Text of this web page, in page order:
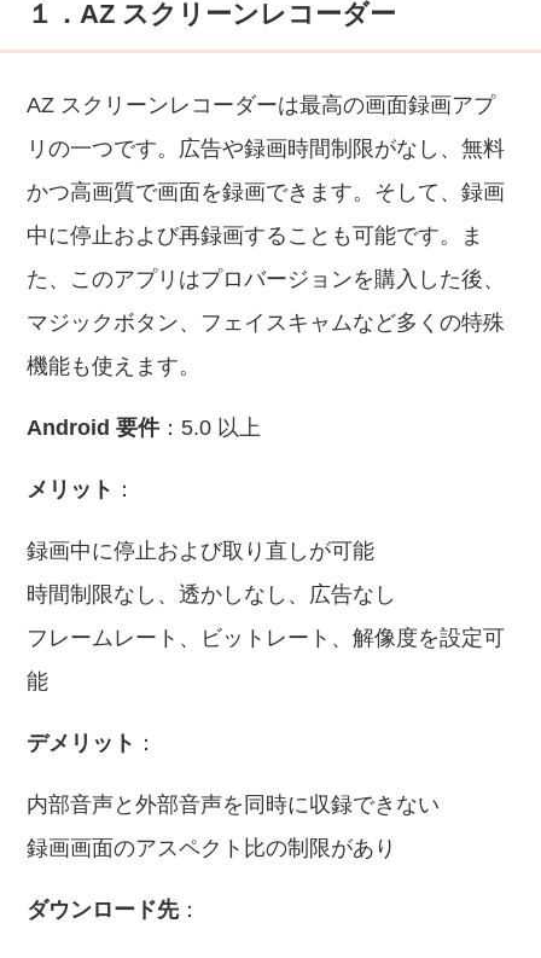
１．AZ スクリーンレコーダー
AZ スクリーンレコーダーは最高の画面録画アプ
リの一つです。広告や録画時間制限がなし、無料
かつ高画質で画面を録画できます。そして、録画
中に停止および再録画することも可能です。ま
た、このアプリはプロバージョンを購入した後、
マジックボタン、フェイスキャムなど多くの特殊
機能も使えます。
Android 要件：5.0 以上
メリット ：
録画中に停止および取り直しが可能
時間制限なし、透かしなし、広告なし
フレームレート、ビットレート、解像度を設定可
能
デメリット ：
内部音声と外部音声を同時に収録できない
録画画面のアスペクト比の制限があり
ダウンロード先：